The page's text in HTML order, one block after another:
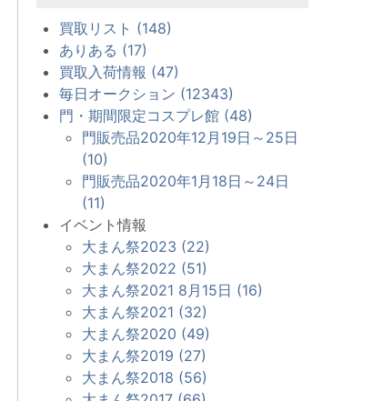
買取リスト (148)
ありある (17)
買取入荷情報 (47)
毎日オークション (12343)
門・期間限定コスプレ館 (48)
門販売品2020年12月19日～25日
(10)
門販売品2020年1月18日～24日
(11)
イベント情報
大まん祭2023 (22)
大まん祭2022 (51)
大まん祭2021 8月15日 (16)
大まん祭2021 (32)
大まん祭2020 (49)
大まん祭2019 (27)
大まん祭2018 (56)